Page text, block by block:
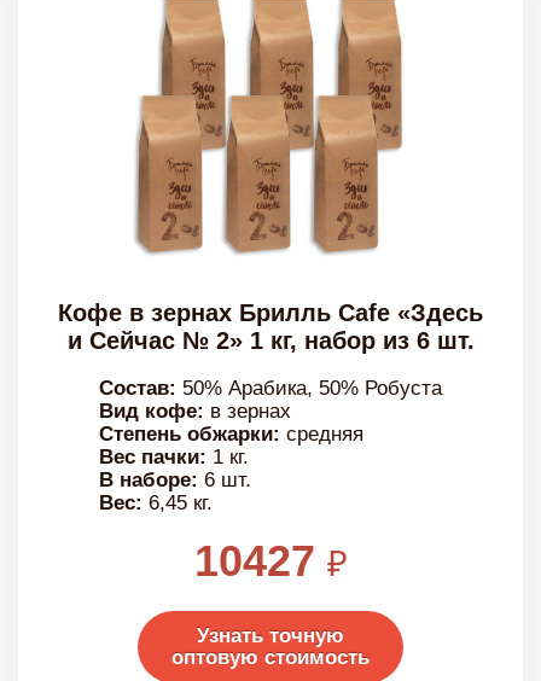
Кофе в зернах Брилль Cafe «Здесь
и Сейчас № 2» 1 кг, набор из 6 шт.
Состав: 50% Арабика, 50% Робуста
Вид кофе: в зернах
Степень обжарки: средняя
Вес пачки: 1 кг.
В наборе: 6 шт.
Вес: 6,45 кг.
10427 ₽
Узнать точную
оптовую стоимость